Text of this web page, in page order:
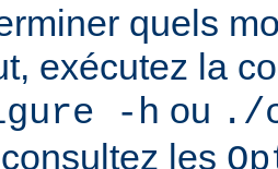
quels
exécutez la
-h ou ./
les